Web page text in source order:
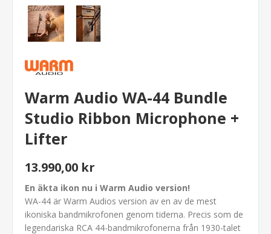
Warm Audio WA-44 Bundle
Studio Ribbon Microphone +
Lifter
13.990,00 kr
En äkta ikon nu i Warm Audio version!
WA-44 är Warm Audios version av en av de mest
ikoniska bandmikrofonen genom tiderna. Precis som de
legendariska RCA 44-bandmikrofonerna från 1930-talet